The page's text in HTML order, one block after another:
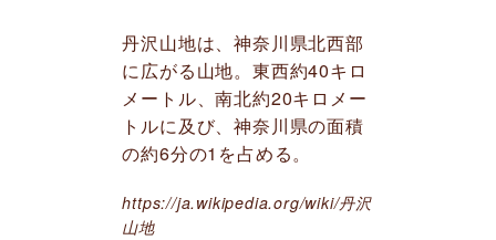
丹沢山地は、神奈川県北西部
に広がる山地。東西約40キロ
メートル、南北約20キロメー
トルに及び、神奈川県の面積
の約6分の1を占める。
https://ja.wikipedia.org/wiki/丹沢
山地